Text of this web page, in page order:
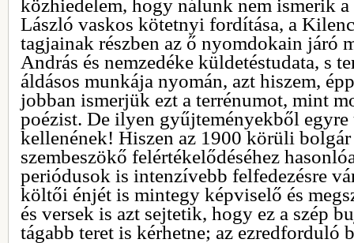
közhiedelem, hogy nálunk nem ismerik
László vaskos kötetnyi fordítása, a
tagjainak részben az ő nyomdokain járó
András és nemzedéke küldetéstudata, s
áldásos munkája nyomán, azt hiszem,
jobban ismerjük ezt a terrénumot, mint
poézist. De ilyen gyűjteményekből egyre
kellenének! Hiszen az 1900 körüli
szembeszökő felértékelődéséhez
periódusok is intenzívebb felfedezésre
költői énjét is mintegy képviselő és
és versek is azt sejtetik, hogy ez a szép
tágabb teret is kérhetne; az ezredforduló